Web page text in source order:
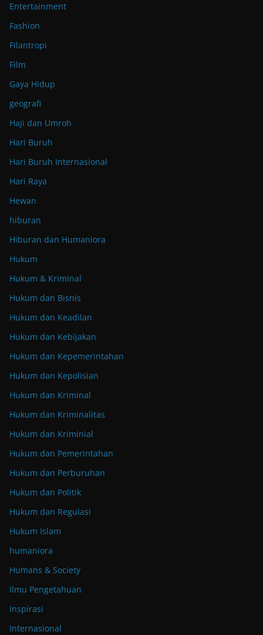
Entertainment
Fashion
Filantropi
Film
Gaya Hidup
geografi
Haji dan Umroh
Hari Buruh
Hari Buruh Internasional
Hari Raya
Hewan
hiburan
Hiburan dan Humaniora
Hukum
Hukum & Kriminal
Hukum dan Bisnis
Hukum dan Keadilan
Hukum dan Kebijakan
Hukum dan Kepemerintahan
Hukum dan Kepolisian
Hukum dan Kriminal
Hukum dan Kriminalitas
Hukum dan Kriminial
Hukum dan Pemerintahan
Hukum dan Perburuhan
Hukum dan Politik
Hukum dan Regulasi
Hukum Islam
humaniora
Humans & Society
Ilmu Pengetahuan
Inspirasi
Internasional